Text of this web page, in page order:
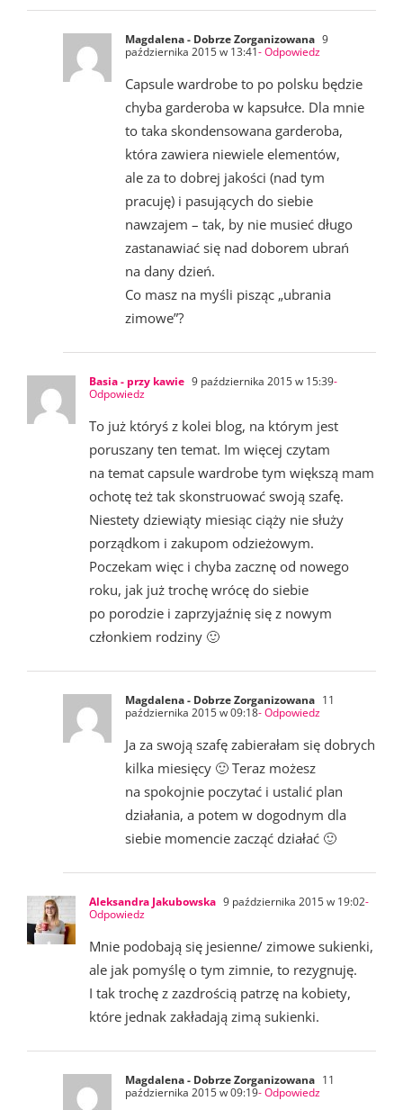
Magdalena - Dobrze Zorganizowana 9
października 2015 w 13:41- Odpowiedz
Capsule wardrobe to po polsku będzie
chyba garderoba w kapsułce. Dla mnie
to taka skondensowana garderoba,
która zawiera niewiele elementów,
ale za to dobrej jakości (nad tym
pracuję) i pasujących do siebie
nawzajem – tak, by nie musieć długo
zastanawiać się nad doborem ubrań
na dany dzień.
Co masz na myśli pisząc „ubrania
zimowe”?
Basia - przy kawie 9 października 2015 w 15:39-
Odpowiedz
To już któryś z kolei blog, na którym jest
poruszany ten temat. Im więcej czytam
na temat capsule wardrobe tym większą mam
ochotę też tak skonstruować swoją szafę.
Niestety dziewiąty miesiąc ciąży nie służy
porządkom i zakupom odzieżowym.
Poczekam więc i chyba zacznę od nowego
roku, jak już trochę wrócę do siebie
po porodzie i zaprzyjaźnię się z nowym
członkiem rodziny 🙂
Magdalena - Dobrze Zorganizowana 11
października 2015 w 09:18- Odpowiedz
Ja za swoją szafę zabierałam się dobrych
kilka miesięcy 🙂 Teraz możesz
na spokojnie poczytać i ustalić plan
działania, a potem w dogodnym dla
siebie momencie zacząć działać 🙂
Aleksandra Jakubowska 9 października 2015 w 19:02-
Odpowiedz
Mnie podobają się jesienne/ zimowe sukienki,
ale jak pomyślę o tym zimnie, to rezygnuję.
I tak trochę z zazdrością patrzę na kobiety,
które jednak zakładają zimą sukienki.
Magdalena - Dobrze Zorganizowana 11
października 2015 w 09:19- Odpowiedz